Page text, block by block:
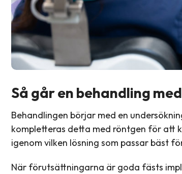
Så går en behandling
Behandlingen börjar med en
kompletteras detta med röntgen för att
igenom vilken lösning som passar bäst
När förutsättningarna är goda fästs